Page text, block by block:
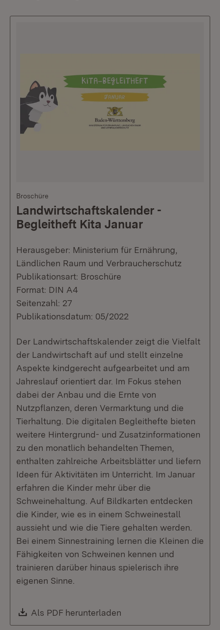
Broschüre
Landwirtschaftskalender -
Begleitheft Kita Januar
Herausgeber: Ministerium für Ernährung,
Ländlichen Raum und Verbraucherschutz
Publikationsart: Broschüre
Format: DIN A4
Seitenzahl: 27
Publikationsdatum: 05/2022
Der Landwirtschaftskalender zeigt die Vielfalt
der Landwirtschaft auf und stellt einzelne
Aspekte kindgerecht aufgearbeitet und am
Jahreslauf orientiert dar. Im Fokus stehen
dabei der Anbau und die Ernte von
Nutzpflanzen, deren Vermarktung und die
Tierhaltung. Die digitalen Begleithefte bieten
weitere Hintergrund- und Zusatzinformationen
zu den monatlich behandelten Themen,
enthalten zahlreiche Arbeitsblätter und liefern
Ideen für Aktivitäten im Unterricht. Im Januar
erfahren die Kinder mehr über die
Schweinehaltung. Auf Bildkarten entdecken
die Kinder, wie es in einem Schweinestall
aussieht und wie die Tiere gehalten werden.
Bei einem Sinnestraining lernen die Kleinen die
Fähigkeiten von Schweinen kennen und
trainieren darüber hinaus spielerisch ihre
eigenen Sinne.
Download:
Als PDF herunterladen